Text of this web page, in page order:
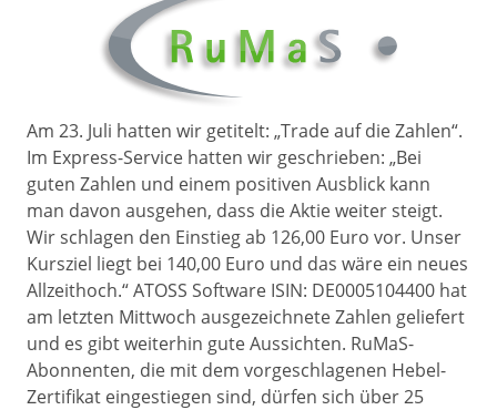
Am 23. Juli hatten wir getitelt: „Trade auf die Zahlen“.
Im Express-Service hatten wir geschrieben: „Bei
guten Zahlen und einem positiven Ausblick kann
man davon ausgehen, dass die Aktie weiter steigt.
Wir schlagen den Einstieg ab 126,00 Euro vor. Unser
Kursziel liegt bei 140,00 Euro und das wäre ein neues
Allzeithoch.“ ATOSS Software ISIN: DE0005104400 hat
am letzten Mittwoch ausgezeichnete Zahlen geliefert
und es gibt weiterhin gute Aussichten. RuMaS-
Abonnenten, die mit dem vorgeschlagenen Hebel-
Zertifikat eingestiegen sind, dürfen sich über 25